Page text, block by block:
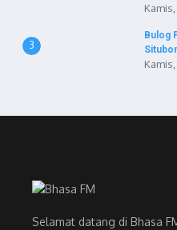
3
Bulog
Selamat datang di Bhasa